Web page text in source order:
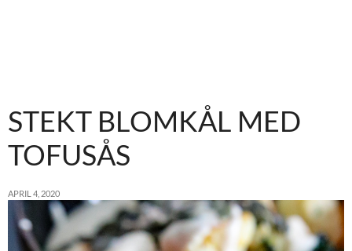
STEKT BLOMKÅL MED
TOFUSÅS
APRIL 4, 2020